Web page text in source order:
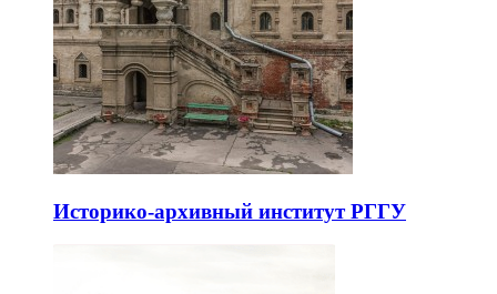
Историко-архивный институт РГГУ